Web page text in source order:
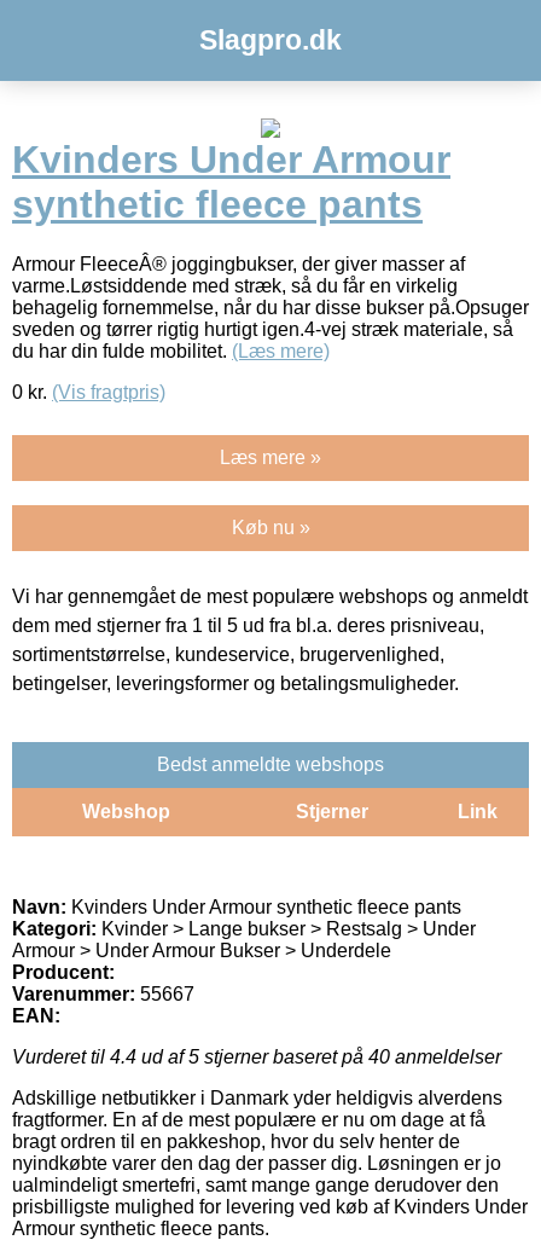
Slagpro.dk
Kvinders Under Armour
synthetic fleece pants
Armour FleeceÂ® joggingbukser, der giver masser af
varme.Løstsiddende med stræk, så du får en virkelig
behagelig fornemmelse, når du har disse bukser på.Opsuger
sveden og tørrer rigtig hurtigt igen.4-vej stræk materiale, så
du har din fulde mobilitet. (Læs mere)
0 kr. (Vis fragtpris)
Læs mere »
Køb nu »
Vi har gennemgået de mest populære webshops og anmeldt
dem med stjerner fra 1 til 5 ud fra bl.a. deres prisniveau,
sortimentstørrelse, kundeservice, brugervenlighed,
betingelser, leveringsformer og betalingsmuligheder.
Bedst anmeldte webshops
Webshop Stjerner Link
Navn: Kvinders Under Armour synthetic fleece pants
Kategori: Kvinder > Lange bukser > Restsalg > Under
Armour > Under Armour Bukser > Underdele
Producent:
Varenummer: 55667
EAN:
Vurderet til 4.4 ud af 5 stjerner baseret på 40 anmeldelser
Adskillige netbutikker i Danmark yder heldigvis alverdens
fragtformer. En af de mest populære er nu om dage at få
bragt ordren til en pakkeshop, hvor du selv henter de
nyindkøbte varer den dag der passer dig. Løsningen er jo
ualmindeligt smertefri, samt mange gange derudover den
prisbilligste mulighed for levering ved køb af Kvinders Under
Armour synthetic fleece pants.